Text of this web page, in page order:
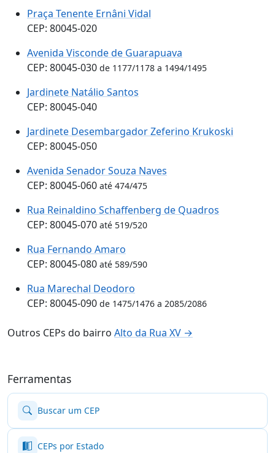
Praça Tenente Ernâni Vidal
CEP: 80045-020
Avenida Visconde de Guarapuava
CEP: 80045-030 de 1177/1178 a 1494/1495
Jardinete Natálio Santos
CEP: 80045-040
Jardinete Desembargador Zeferino Krukoski
CEP: 80045-050
Avenida Senador Souza Naves
CEP: 80045-060 até 474/475
Rua Reinaldino Schaffenberg de Quadros
CEP: 80045-070 até 519/520
Rua Fernando Amaro
CEP: 80045-080 até 589/590
Rua Marechal Deodoro
CEP: 80045-090 de 1475/1476 a 2085/2086
Outros CEPs do bairro Alto da Rua XV →
Ferramentas
Buscar um CEP
CEPs por Estado